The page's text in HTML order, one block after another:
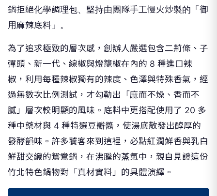
鍋拒絕化學調理包、堅持由團隊手工慢火炒製的「御
用麻辣底料」。
為了追求極致的層次感，創辦人嚴選包含二荊條、子
彈頭、新一代、線椒與燈籠椒在內的 8 種進口辣
椒，利用每種辣椒獨有的辣度、色澤與特殊香氣，經
過無數次比例測試，才勾勒出「麻而不燥、香而不
膩」層次較明顯的風味。底料中更搭配使用了 20 多
種中藥材與 4 種特選豆瓣醬，使湯底散發出醇厚的
發酵韻味。許多饕客來到這裡，必點紅潤鮮香與乳白
鮮甜交織的鴛鴦鍋，在沸騰的蒸氣中，親自見證這份
竹北特色鍋物對「真材實料」的具體演繹。